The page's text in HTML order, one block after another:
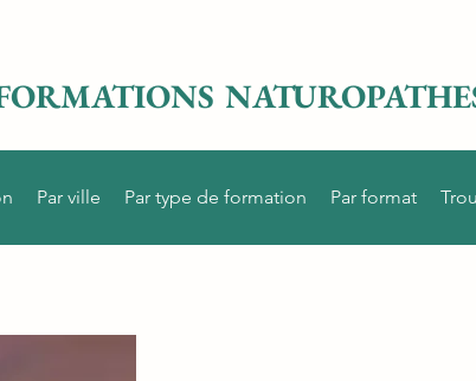
Par ville Par type de formation Par format